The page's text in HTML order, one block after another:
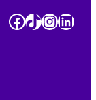
Facebook
TikTok